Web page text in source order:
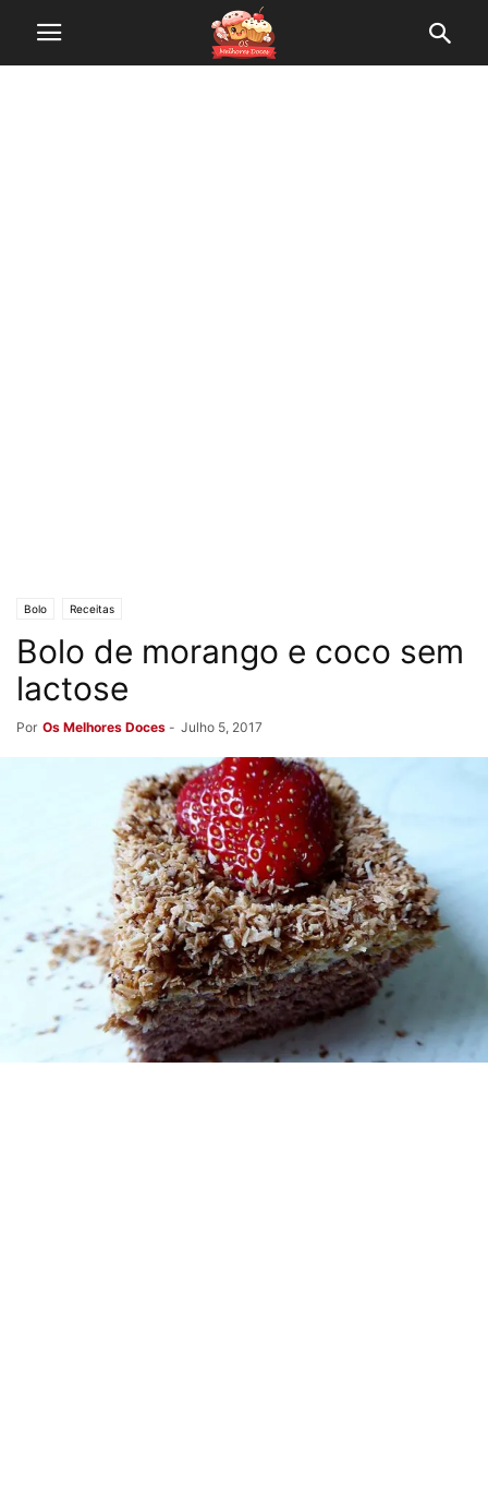
Bolo Receitas
Bolo de morango e coco sem
lactose
Por Os Melhores Doces - Julho 5, 2017